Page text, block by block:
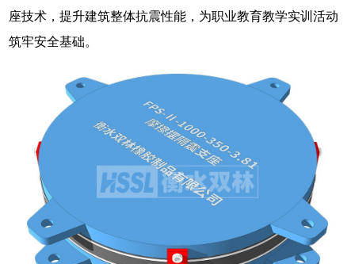
座技术，提升建筑整体抗震性能，为职业教育教学实训活动
筑牢安全基础。